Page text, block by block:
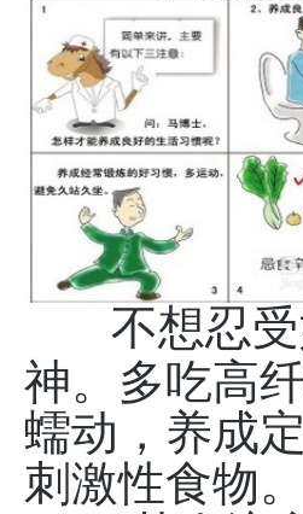
不想忍
神。多吃高
蠕动，养成
刺激性食物。